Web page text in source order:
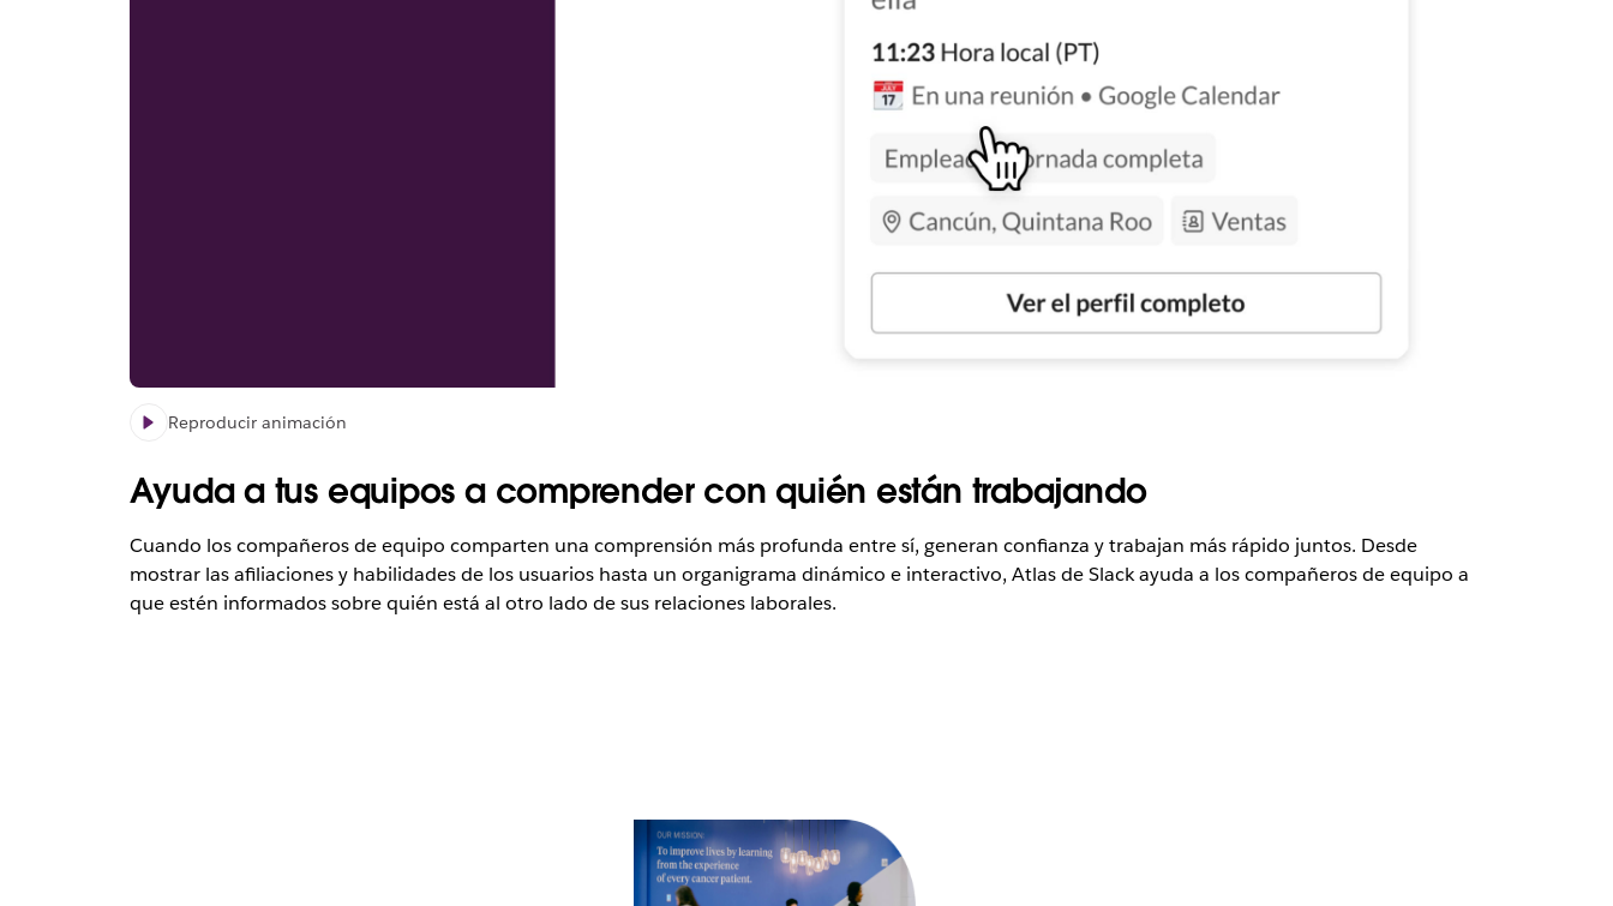
Reproducir animación
Ayuda a tus equipos a comprender con quién están trabajando
Cuando los compañeros de equipo comparten una comprensión más profunda entre sí, generan confianza y trabajan más rápido juntos. Desde
mostrar las afiliaciones y habilidades de los usuarios hasta un organigrama dinámico e interactivo, Atlas de Slack ayuda a los compañeros de equipo a
que estén informados sobre quién está al otro lado de sus relaciones laborales.